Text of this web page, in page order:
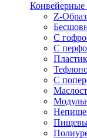
Конвейерные
Z-
С
С
С